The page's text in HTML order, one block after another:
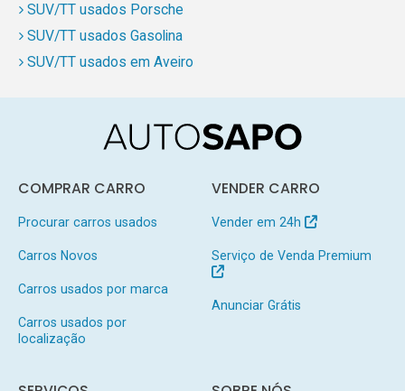
SUV/TT usados Porsche
SUV/TT usados Gasolina
SUV/TT usados em Aveiro
COMPRAR CARRO
Procurar carros usados
Carros Novos
Carros usados por marca
Carros usados por
localização
VENDER CARRO
Vender em 24h
Serviço de Venda Premium
Anunciar Grátis